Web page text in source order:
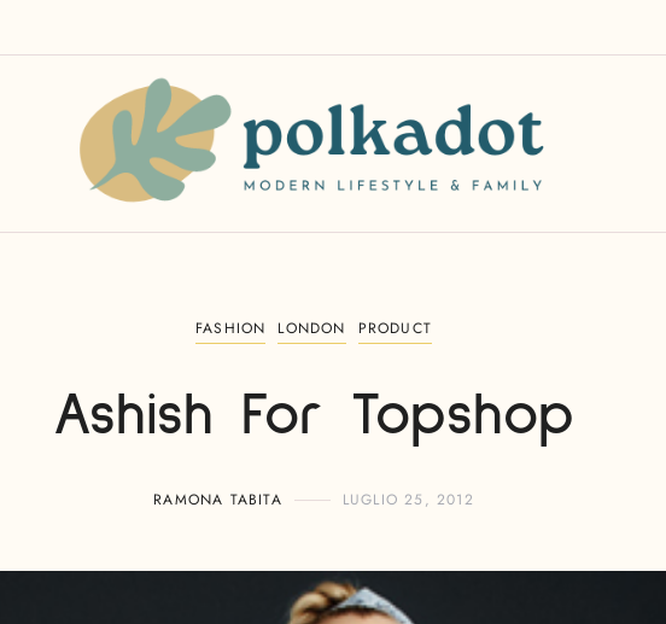
FASHION LONDON PRODUCT
Ashish For Topshop
RAMONA TABITA LUGLIO 25, 2012